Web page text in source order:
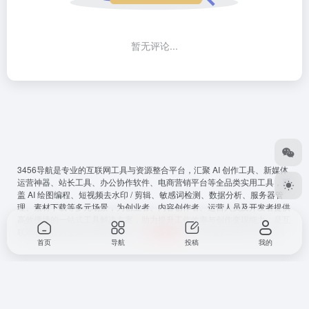
暂无评论...
3456导航是专业的互联网工具与资源整合平台，汇聚 AI 创作工具、新媒体
运营神器、站长工具、办公协作软件、电商营销平台等全品类实用工具，覆
盖 AI 绘图编程、短视频去水印 / 剪辑、敏感词检测、数据分析、服务器管
理、素材下载等多元场景，为创业者、内容创作者、运营人员及开发者提供
高效便捷的一站式工具解决方案，助力提升工作效率与创作变现能力，是互
联网从必备的宝藏工具导航平台。
：鲁ICP备2024128794号-4
首页 导航 投稿 我的